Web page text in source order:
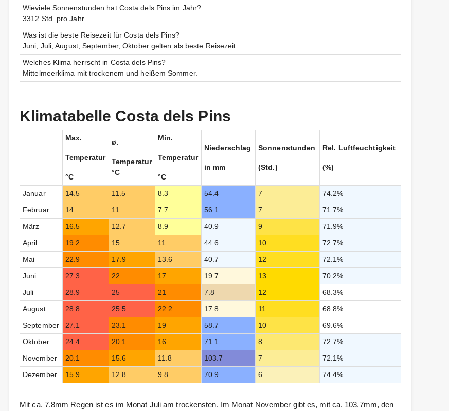
Wieviele Sonnenstunden hat Costa dels Pins im Jahr?
3312 Std. pro Jahr.
Was ist die beste Reisezeit für Costa dels Pins?
Juni, Juli, August, September, Oktober gelten als beste Reisezeit.
Welches Klima herrscht in Costa dels Pins?
Mittelmeerklima mit trockenem und heißem Sommer.
Klimatabelle Costa dels Pins
Max.
Temperatur
°C
ø.
Temperatur
°C
Min.
Temperatur
°C
Niederschlag
in mm
Sonnenstunden
(Std.)
Rel. Luftfeuchtigkeit
(%)
Januar 14.5 11.5 8.3 54.4 7 74.2%
Februar 14 11 7.7 56.1 7 71.7%
März 16.5 12.7 8.9 40.9 9 71.9%
April 19.2 15 11 44.6 10 72.7%
Mai 22.9 17.9 13.6 40.7 12 72.1%
Juni 27.3 22 17 19.7 13 70.2%
Juli 28.9 25 21 7.8 12 68.3%
August 28.8 25.5 22.2 17.8 11 68.8%
September 27.1 23.1 19 58.7 10 69.6%
Oktober 24.4 20.1 16 71.1 8 72.7%
November 20.1 15.6 11.8 103.7 7 72.1%
Dezember 15.9 12.8 9.8 70.9 6 74.4%
Mit ca. 7.8mm Regen ist es im Monat Juli am trockensten. Im Monat November gibt es, mit ca. 103.7mm, den